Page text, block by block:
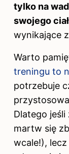
tylko na
swojego
wynikające
Warto
treningu to
potrzebuje
Dlatego
martw się
wcale!),